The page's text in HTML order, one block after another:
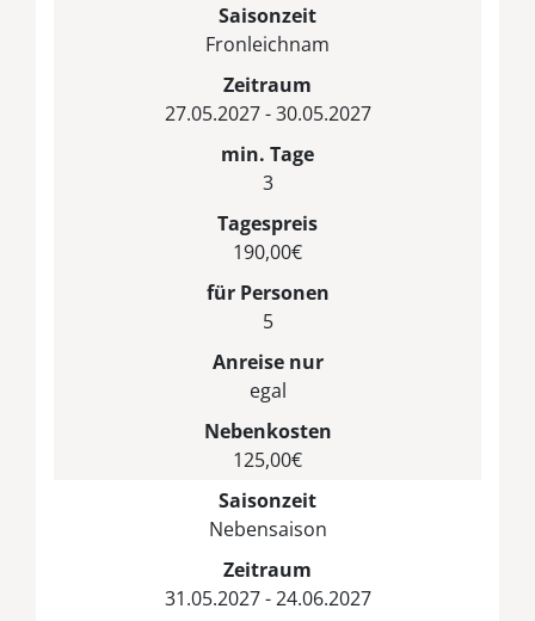
Saisonzeit
Fronleichnam
Zeitraum
27.05.2027 - 30.05.2027
min. Tage
3
Tagespreis
190,00€
für Personen
5
Anreise nur
egal
Nebenkosten
125,00€
Saisonzeit
Nebensaison
Zeitraum
31.05.2027 - 24.06.2027